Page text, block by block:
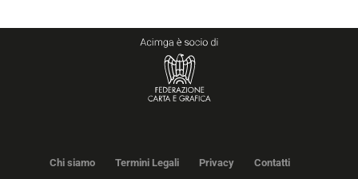
Chi siamo Termini Legali Privacy Contatti